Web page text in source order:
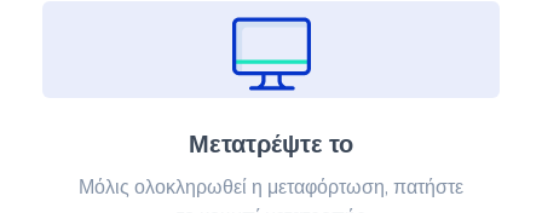
Μετατρέψτε το
Μόλις ολοκληρωθεί η μεταφόρτωση, πατήστε